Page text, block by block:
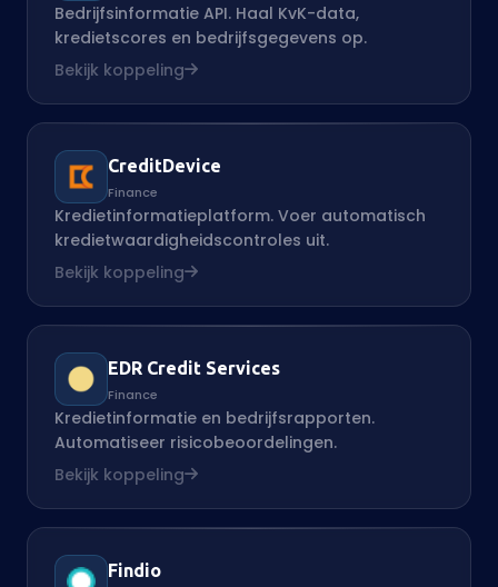
Bedrijfsinformatie API. Haal KvK-data,
kredietscores en bedrijfsgegevens op.
Bekijk koppeling
CreditDevice
Finance
Kredietinformatieplatform. Voer automatisch
kredietwaardigheidscontroles uit.
Bekijk koppeling
EDR Credit Services
Finance
Kredietinformatie en bedrijfsrapporten.
Automatiseer risicobeoordelingen.
Bekijk koppeling
Findio